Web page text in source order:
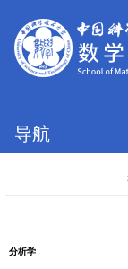
导航
分析学